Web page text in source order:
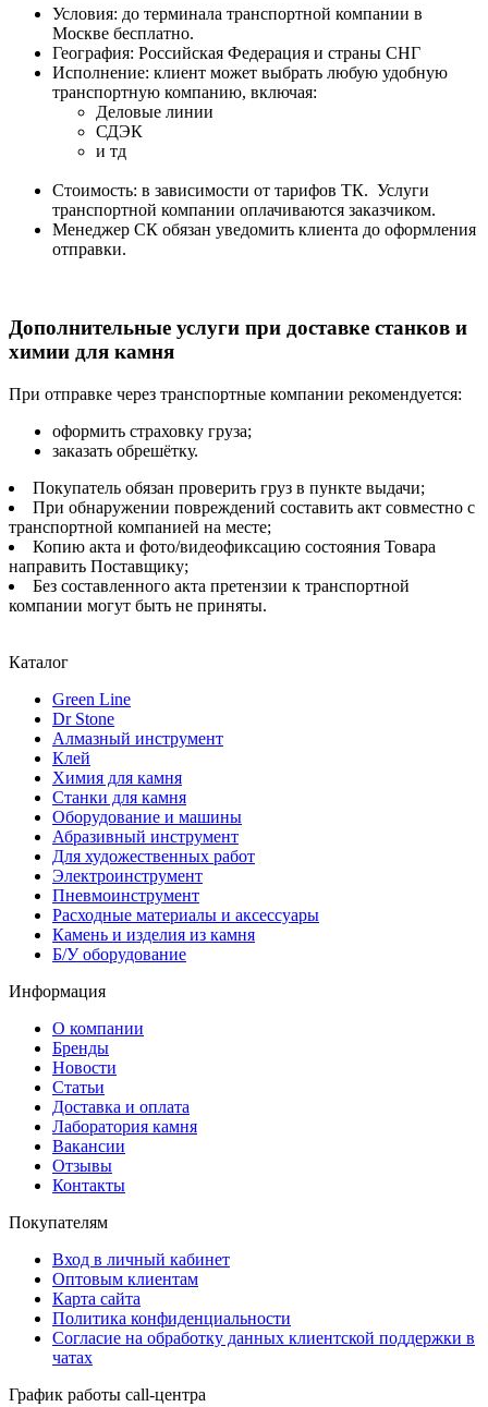
Условия: до терминала транспортной компании в
Москве бесплатно.
География: Российская Федерация и страны СНГ
Исполнение: клиент может выбрать любую удобную
транспортную компанию, включая:
Деловые линии
СДЭК
и тд
Стоимость: в зависимости от тарифов ТК. Услуги
транспортной компании оплачиваются заказчиком.
Менеджер СК обязан уведомить клиента до оформления
отправки.
Дополнительные услуги при доставке станков и
химии для камня
При отправке через транспортные компании рекомендуется:
оформить страховку груза;
заказать обрешётку.
Покупатель обязан проверить груз в пункте выдачи;
При обнаружении повреждений составить акт совместно с
транспортной компанией на месте;
Копию акта и фото/видеофиксацию состояния Товара
направить Поставщику;
Без составленного акта претензии к транспортной
компании могут быть не приняты.
Каталог
Green Line
Dr Stone
Алмазный инструмент
Клей
Химия для камня
Станки для камня
Оборудование и машины
Абразивный инструмент
Для художественных работ
Электроинструмент
Пневмоинструмент
Расходные материалы и аксессуары
Камень и изделия из камня
Б/У оборудование
Информация
О компании
Бренды
Новости
Статьи
Доставка и оплата
Лаборатория камня
Вакансии
Отзывы
Контакты
Покупателям
Вход в личный кабинет
Оптовым клиентам
Карта сайта
Политика конфиденциальности
Согласие на обработку данных клиентской поддержки в
чатах
График работы call-центра